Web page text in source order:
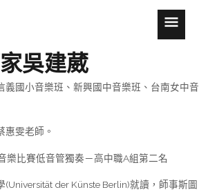
主
吳建葳
義國小音樂班、新興國中音樂班、台南女中音
惠雯老師。
樂比賽低音管獨奏－高中職A組第二名
(Universität der Künste Berlin)就讀，師事斯圖